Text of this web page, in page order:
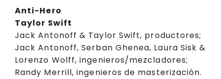
Anti-Hero
Taylor Swift
Jack Antonoff & Taylor Swift, productores;
Jack Antonoff, Serban Ghenea, Laura Sisk &
Lorenzo Wolff, ingenieros/mezcladores;
Randy Merrill, ingenieros de masterización.